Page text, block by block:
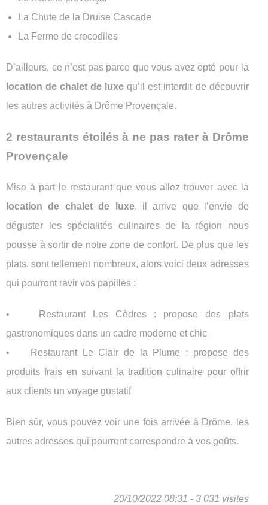
La Chute de la Druise Cascade
La Ferme de crocodiles
D’ailleurs, ce n’est pas parce que vous avez opté pour la
location de chalet de luxe qu’il est interdit de découvrir
les autres activités à Drôme Provençale.
2 restaurants étoilés à ne pas rater à Drôme
Provençale
Mise à part le restaurant que vous allez trouver avec la
location de chalet de luxe, il arrive que l’envie de
déguster les spécialités culinaires de la région nous
pousse à sortir de notre zone de confort. De plus que les
plats, sont tellement nombreux, alors voici deux adresses
qui pourront ravir vos papilles :
• Restaurant Les Cèdres : propose des plats
gastronomiques dans un cadre moderne et chic
• Restaurant Le Clair de la Plume : propose des
produits frais en suivant la tradition culinaire pour offrir
aux clients un voyage gustatif
Bien sûr, vous pouvez voir une fois arrivée à Drôme, les
autres adresses qui pourront correspondre à vos goûts.
20/10/2022 08:31 - 3 031 visites